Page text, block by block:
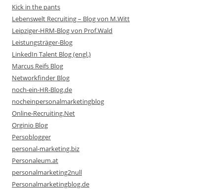
Kick in the pants
Lebenswelt Recruiting – Blog von M.Witt
Leipziger-HRM-Blog von Prof.Wald
Leistungsträger-Blog
LinkedIn Talent Blog (engl.)
Marcus Reifs Blog
Networkfinder Blog
noch-ein-HR-Blog.de
nocheinpersonalmarketingblog
Online-Recruiting.Net
Orginio Blog
Persoblogger
personal-marketing.biz
Personaleum.at
personalmarketing2null
Personalmarketingblog.de